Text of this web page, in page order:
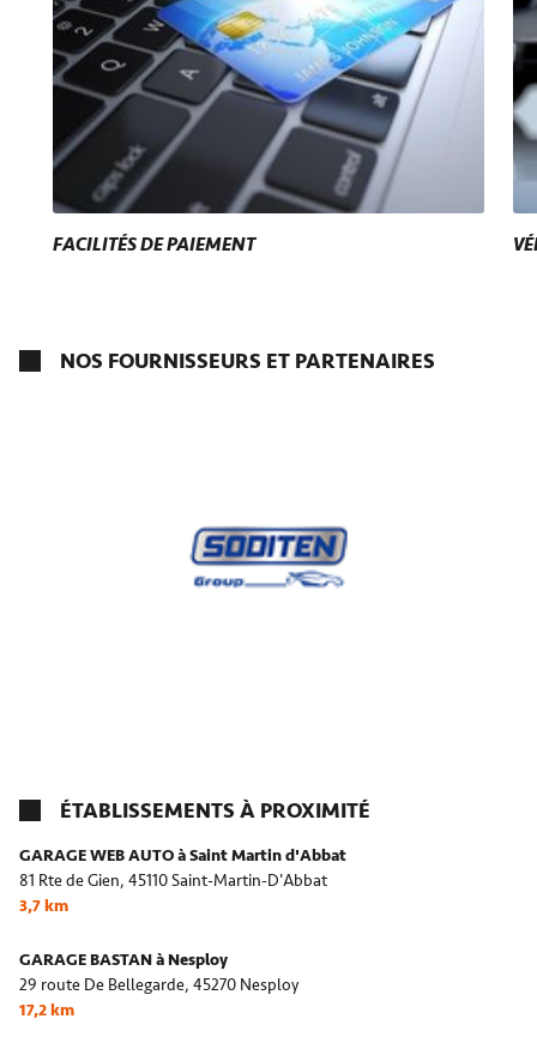
FACILITÉS DE PAIEMENT
NOS FOURNISSEURS ET PARTENAIRES
ÉTABLISSEMENTS À PROXIMITÉ
GARAGE WEB AUTO à Saint Martin d'Abbat
81 Rte de Gien, 45110 Saint-Martin-D'Abbat
3,7 km
GARAGE BASTAN à Nesploy
29 route De Bellegarde, 45270 Nesploy
17,2 km